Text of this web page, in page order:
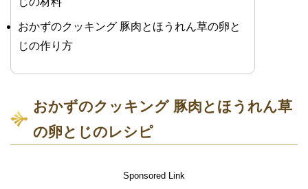
おかずのクッキング 豚肉とほうれん草の卵と
じの作り方
おかずのクッキング 豚肉とほうれん草
の卵とじのレシピ
Sponsored Link